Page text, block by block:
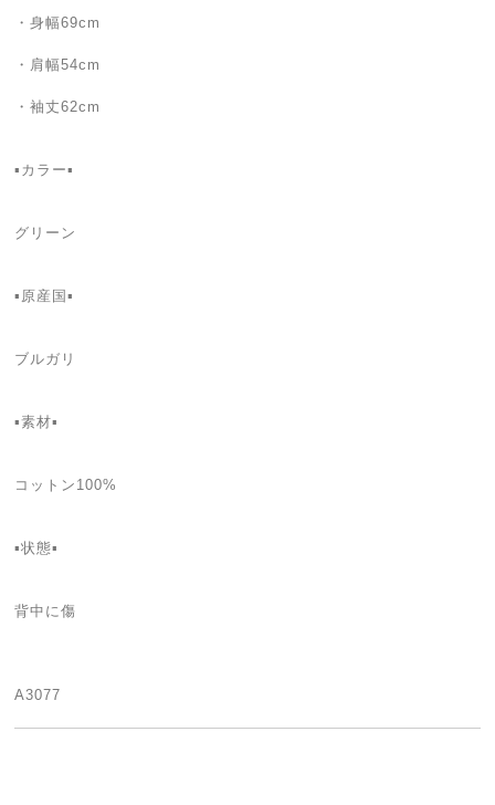
・身幅69cm
・肩幅54cm
・袖丈62cm
▪カラー▪
グリーン
▪️原産国▪
ブルガリ
▪️素材▪
コットン100%
▪️状態▪️
背中に傷
A3077